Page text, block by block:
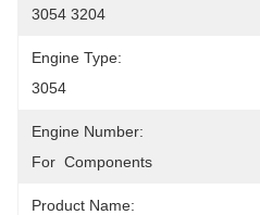
3054 3204
Engine Type:
3054
Engine Number:
For  Components
Product Name: